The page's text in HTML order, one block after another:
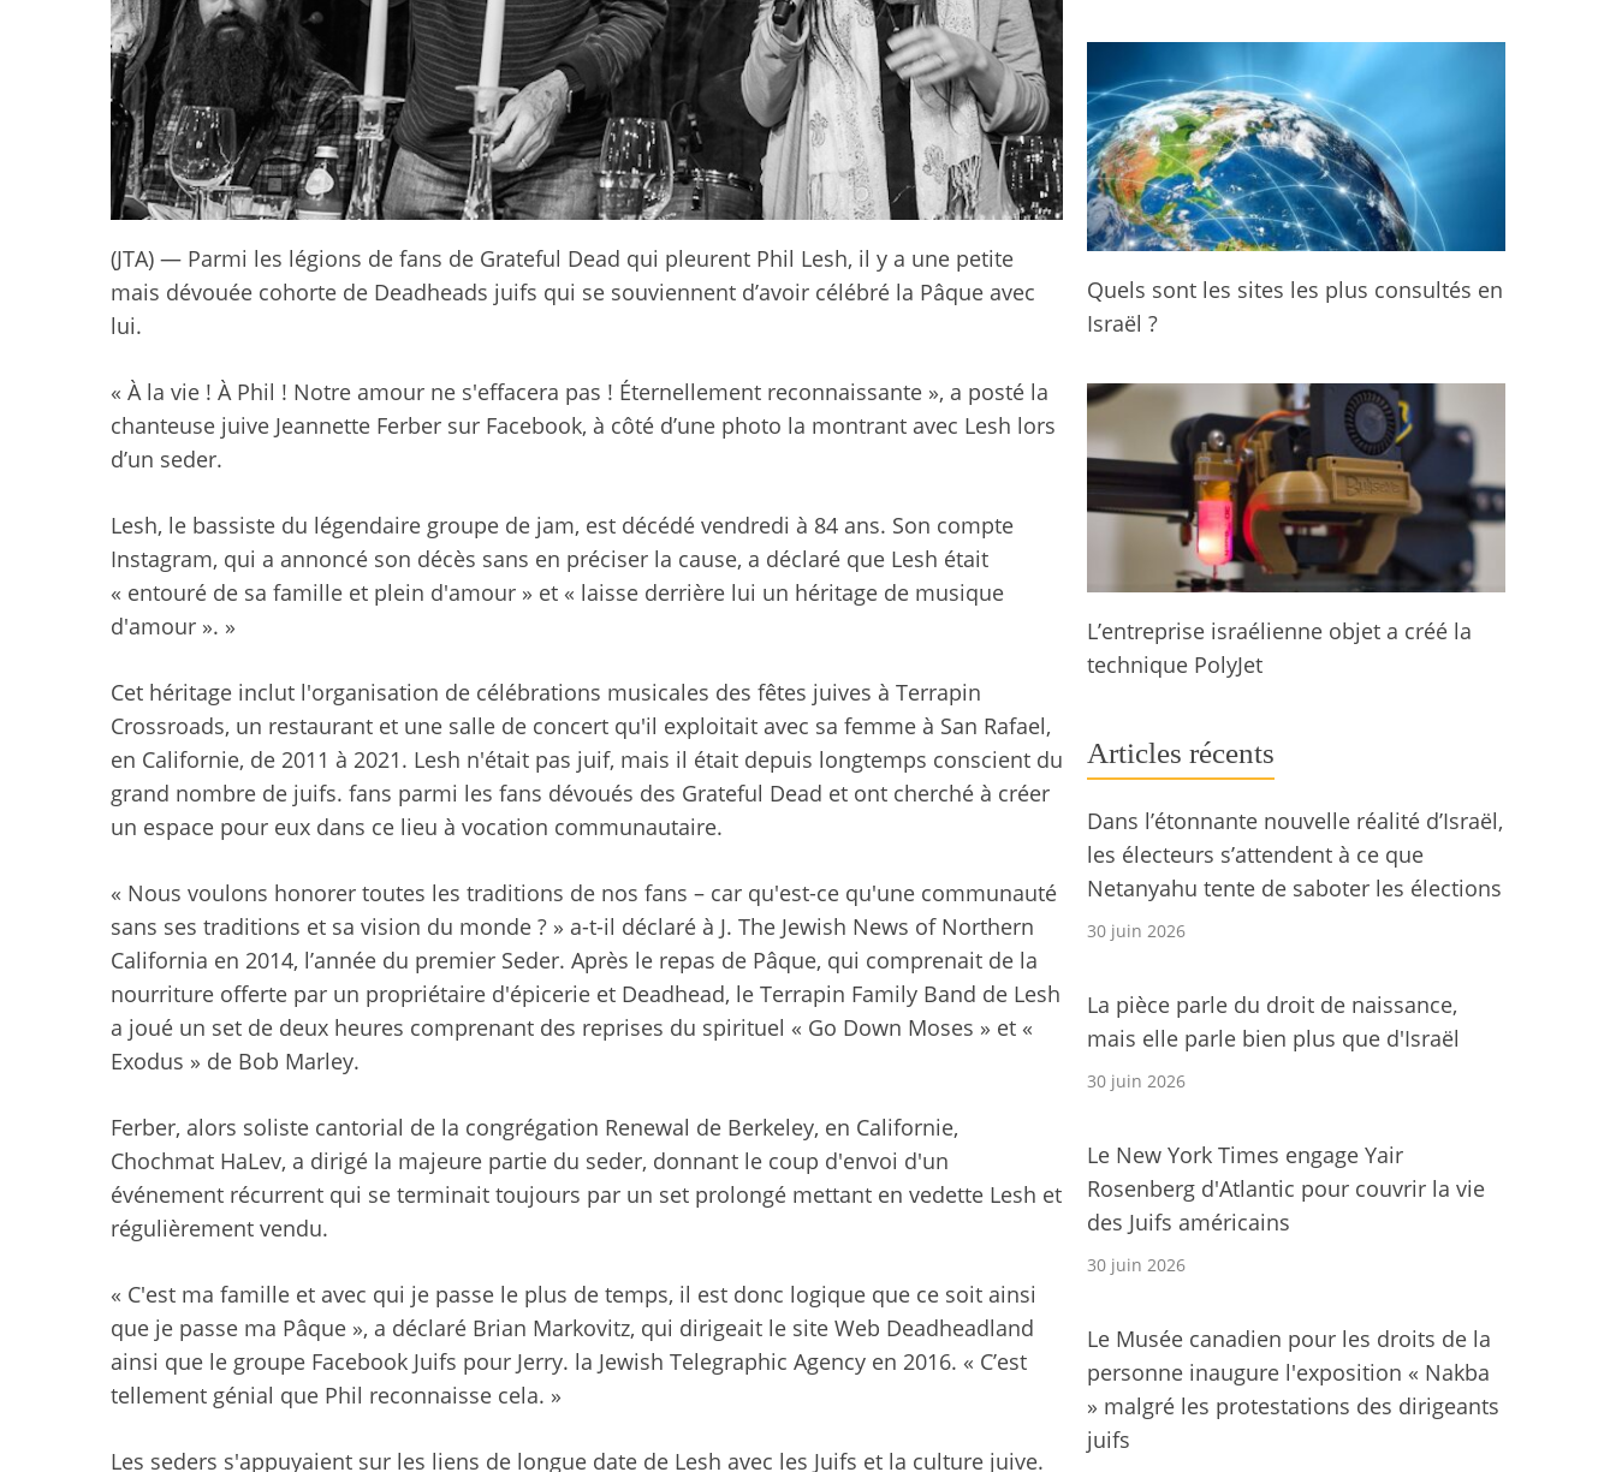
(JTA) — Parmi les légions de fans de Grateful Dead qui pleurent Phil Lesh, il y a une petite
mais dévouée cohorte de Deadheads juifs qui se souviennent d’avoir célébré la Pâque avec
lui.
« À la vie ! À Phil ! Notre amour ne s'effacera pas ! Éternellement reconnaissante », a posté la
chanteuse juive Jeannette Ferber sur Facebook, à côté d’une photo la montrant avec Lesh lors
d’un seder.
Lesh, le bassiste du légendaire groupe de jam, est décédé vendredi à 84 ans. Son compte
Instagram, qui a annoncé son décès sans en préciser la cause, a déclaré que Lesh était
« entouré de sa famille et plein d'amour » et « laisse derrière lui un héritage de musique
d'amour ». »
Cet héritage inclut l'organisation de célébrations musicales des fêtes juives à Terrapin
Crossroads, un restaurant et une salle de concert qu'il exploitait avec sa femme à San Rafael,
en Californie, de 2011 à 2021. Lesh n'était pas juif, mais il était depuis longtemps conscient du
grand nombre de juifs. fans parmi les fans dévoués des Grateful Dead et ont cherché à créer
un espace pour eux dans ce lieu à vocation communautaire.
« Nous voulons honorer toutes les traditions de nos fans – car qu'est-ce qu'une communauté
sans ses traditions et sa vision du monde ? » a-t-il déclaré à J. The Jewish News of Northern
California en 2014, l’année du premier Seder. Après le repas de Pâque, qui comprenait de la
nourriture offerte par un propriétaire d'épicerie et Deadhead, le Terrapin Family Band de Lesh
a joué un set de deux heures comprenant des reprises du spirituel « Go Down Moses » et «
Exodus » de Bob Marley.
Ferber, alors soliste cantorial de la congrégation Renewal de Berkeley, en Californie,
Chochmat HaLev, a dirigé la majeure partie du seder, donnant le coup d'envoi d'un
événement récurrent qui se terminait toujours par un set prolongé mettant en vedette Lesh et
régulièrement vendu.
« C'est ma famille et avec qui je passe le plus de temps, il est donc logique que ce soit ainsi
que je passe ma Pâque », a déclaré Brian Markovitz, qui dirigeait le site Web Deadheadland
ainsi que le groupe Facebook Juifs pour Jerry. la Jewish Telegraphic Agency en 2016. « C’est
tellement génial que Phil reconnaisse cela. »
Les seders s'appuyaient sur les liens de longue date de Lesh avec les Juifs et la culture juive.
Quels sont les sites les plus consultés en
Israël ?
L’entreprise israélienne objet a créé la
technique PolyJet
Articles récents
Dans l’étonnante nouvelle réalité d’Israël,
les électeurs s’attendent à ce que
Netanyahu tente de saboter les élections
30 juin 2026
La pièce parle du droit de naissance,
mais elle parle bien plus que d'Israël
30 juin 2026
Le New York Times engage Yair
Rosenberg d'Atlantic pour couvrir la vie
des Juifs américains
30 juin 2026
Le Musée canadien pour les droits de la
personne inaugure l'exposition « Nakba
» malgré les protestations des dirigeants
juifs